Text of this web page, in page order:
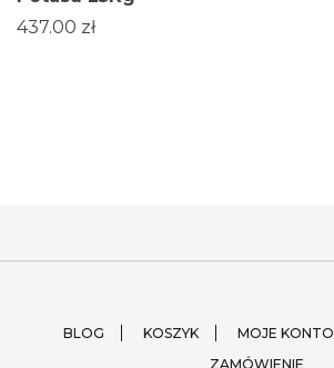
437.00 zł
BLOG KOSZYK MOJE KONTO
ZAMÓWIENIE